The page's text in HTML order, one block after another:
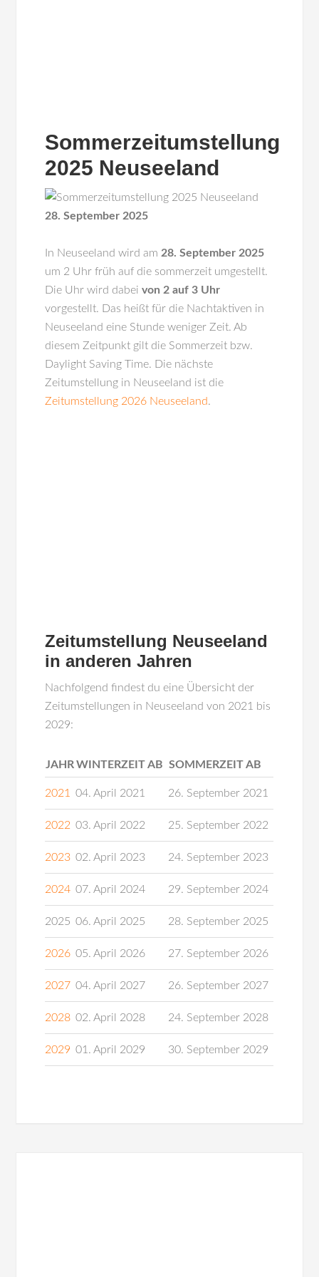
Sommerzeitumstellung
2025 Neuseeland
28. September 2025
In Neuseeland wird am 28. September 2025
um 2 Uhr früh auf die sommerzeit umgestellt.
Die Uhr wird dabeivon 2 auf 3 Uhr
vorgestellt. Das heißt für die Nachtaktiven in
Neuseeland eine Stunde weniger Zeit. Ab
diesem Zeitpunkt gilt die Sommerzeit bzw.
Daylight Saving Time. Die nächste
Zeitumstellung in Neuseeland ist die
Zeitumstellung 2026 Neuseeland.
Zeitumstellung Neuseeland
in anderen Jahren
Nachfolgend findest du eine Übersicht der
Zeitumstellungen in Neuseeland von 2021 bis
2029:
JAHR WINTERZEIT AB SOMMERZEIT AB
2021 04. April 2021 26. September 2021
2022 03. April 2022 25. September 2022
2023 02. April 2023 24. September 2023
2024 07. April 2024 29. September 2024
2025 06. April 2025 28. September 2025
2026 05. April 2026 27. September 2026
2027 04. April 2027 26. September 2027
2028 02. April 2028 24. September 2028
2029 01. April 2029 30. September 2029